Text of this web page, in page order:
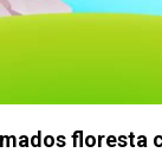
floresta